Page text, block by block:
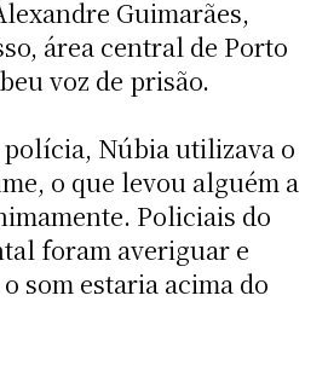
Guimarães,
área central de Porto
voz de prisão.
polícia, Núbia utilizava o
o que levou alguém a
Policiais do
foram averiguar e
som estaria acima do